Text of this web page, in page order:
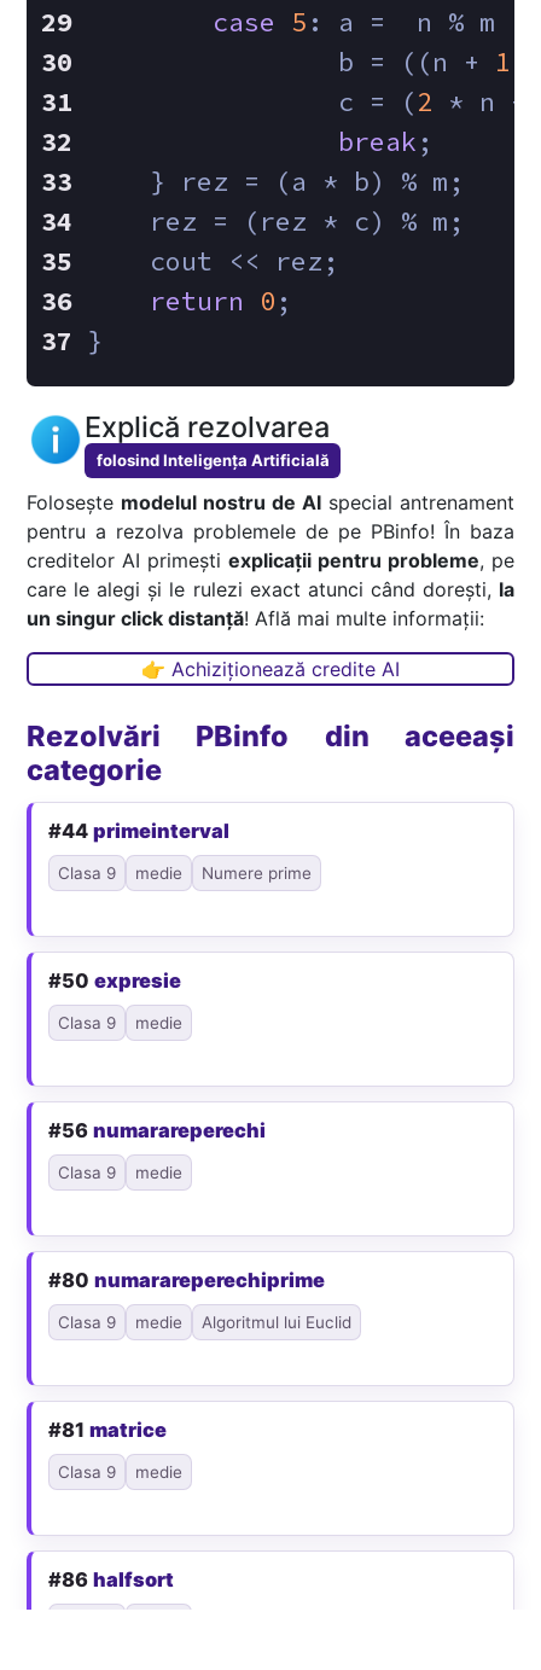
case
5 : a =  n % m ;
                b = ((n +
1
                c = (
2 * n
break ;
    } rez = (a * b) % m;
    rez = (rez * c) % m;
    cout << rez;
return
0 ;
}
Explică rezolvarea
folosind Inteligența Artificială
Folosește modelul nostru de AIspecial antrenament
pentru a rezolva problemele de pe PBinfo! În baza
creditelor AI primești explicații pentru probleme, pe
care le alegi și le rulezi exact atunci când dorești, la
un singur click distanță! Află mai multe informații:
👉 Achiziționează credite AI
Rezolvări PBinfo din aceeași
categorie
#44primeinterval
Clasa 9 medie Numere prime
#50expresie
Clasa 9 medie
#56numarareperechi
Clasa 9 medie
#80numarareperechiprime
Clasa 9 medie Algoritmul lui Euclid
#81matrice
Clasa 9 medie
#86halfsort